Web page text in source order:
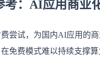
考：AI应用商业
尝试，为国内AI应用的
免费模式难以持续支撑